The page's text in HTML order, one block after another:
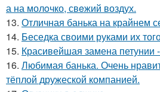
а на молoчко, свeжий воздух.
13. Отличная банька на крайнем
14. Беседка своими руками их
15. Красивейшая замена петунии
16. Любимая банька. Очень
тёплой дружеской компанией.